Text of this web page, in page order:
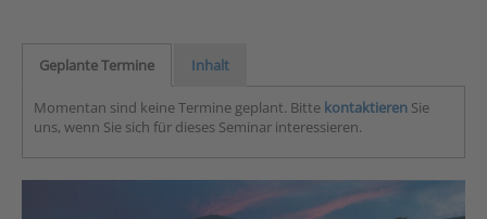
Geplante Termine Inhalt
Momentan sind keine Termine geplant. Bitte kontaktieren Sie
uns, wenn Sie sich für dieses Seminar interessieren.